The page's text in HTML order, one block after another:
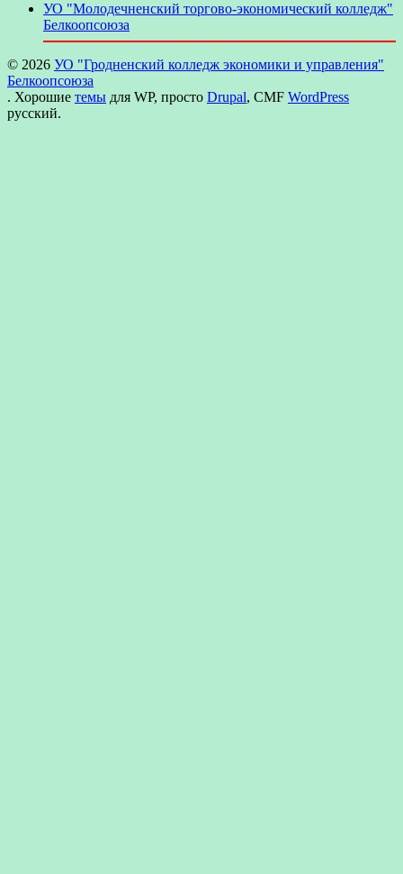
УО "Молодечненский торгово-экономический колледж"
Белкоопсоюза
© 2026 УО "Гродненский колледж экономики и управления"
Белкоопсоюза
. Хорошие темы для WP, просто Drupal, CMF WordPress
русский.